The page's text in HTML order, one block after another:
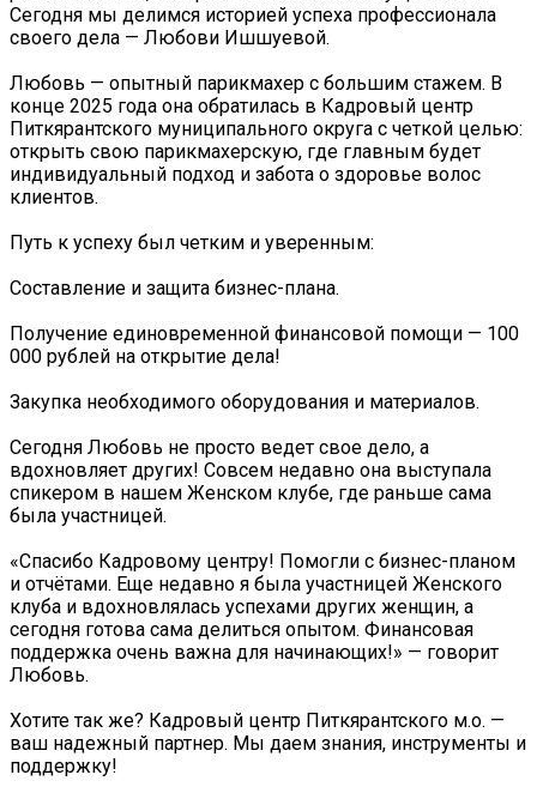
Сегодня мы делимся историей успеха профессионала
своего дела — Любови Ишшуевой.
Любовь — опытный парикмахер с большим стажем. В
конце 2025 года она обратилась в Кадровый центр
Питкярантского муниципального округа с четкой целью:
открыть свою парикмахерскую, где главным будет
индивидуальный подход и забота о здоровье волос
клиентов.
Путь к успеху был четким и уверенным:
Составление и защита бизнес-плана.
Получение единовременной финансовой помощи — 100
000 рублей на открытие дела!
Закупка необходимого оборудования и материалов.
Сегодня Любовь не просто ведет свое дело, а
вдохновляет других! Совсем недавно она выступала
спикером в нашем Женском клубе, где раньше сама
была участницей.
«Спасибо Кадровому центру! Помогли с бизнес-планом
и отчётами. Еще недавно я была участницей Женского
клуба и вдохновлялась успехами других женщин, а
сегодня готова сама делиться опытом. Финансовая
поддержка очень важна для начинающих!» — говорит
Любовь.
Хотите так же? Кадровый центр Питкярантского м.о. —
ваш надежный партнер. Мы даем знания, инструменты и
поддержку!